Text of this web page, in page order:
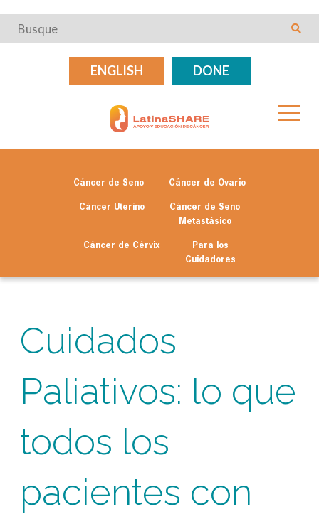
ENGLISH DONE
Cáncer de Seno Cáncer de Ovario
Cáncer Uterino
Cáncer de Seno
Metastásico
Cáncer de Cérvix
Para los
Cuidadores
Cuidados
Paliativos: lo que
todos los
pacientes con